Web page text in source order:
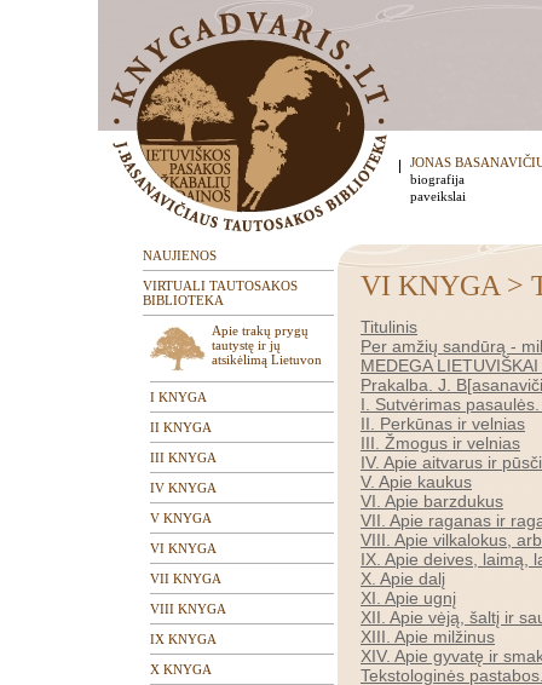
JONAS
biografija
paveikslai
NAUJIENOS
VIRTUALI TAUTOSAKOS
BIBLIOTEKA
Apie trakų prygų
tautystę ir jų
atsikėlimą Lietuvon
I KNYGA
II KNYGA
III KNYGA
IV KNYGA
V KNYGA
VI KNYGA
VII KNYGA
VIII KNYGA
IX KNYGA
X KNYGA
VI KNYGA >
Titulinis
Per amžių sandūrą -
MEDEGA
Prakalba. J.
I. Sutvėrimas
II. Perkūnas ir velnias
III. Žmogus ir velnias
IV. Apie aitvarus ir
V. Apie kaukus
VI. Apie barzdukus
VII. Apie raganas ir
VIII. Apie vilkalokus,
IX. Apie deives, laimą,
X. Apie dalį
XI. Apie ugnį
XII. Apie vėją, šaltį ir
XIII. Apie milžinus
XIV. Apie gyvatę ir
Tekstologinės